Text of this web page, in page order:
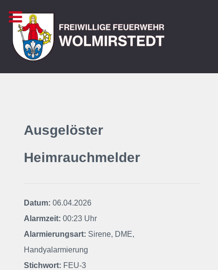
Ausgelöster
Heimrauchmelder
Datum: 06.04.2026
Alarmzeit: 00:23 Uhr
Alarmierungsart: Sirene, DME,
Handyalarmierung
Stichwort: FEU-3